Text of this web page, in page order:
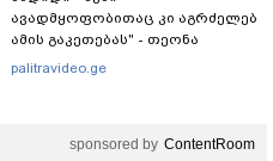
ავადმყოფობითაც კი აგრძელებ
ამის გაკეთებას" - თეონა
კონტრიძე მეუღლეს ემოციურ
palitravideo.ge
sponsored by ContentRoom